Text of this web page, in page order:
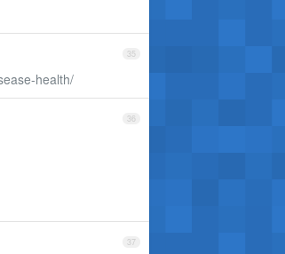
35
health/
36
37